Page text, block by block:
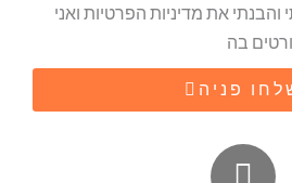
את מדיניות הפרטיות ואני
בה
פניה